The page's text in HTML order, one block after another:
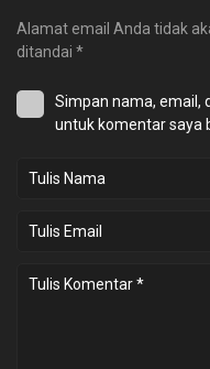
Alamat email Anda tidak
ditandai *
Simpan nama, email,
untuk komentar saya